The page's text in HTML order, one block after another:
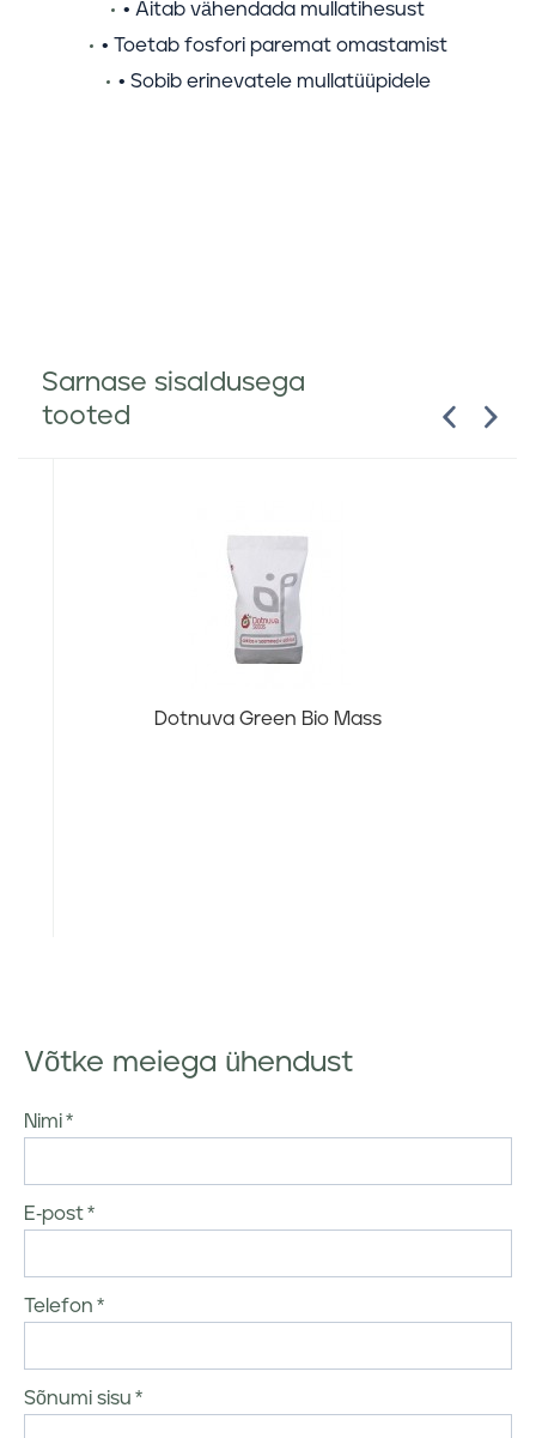
• Aitab vähendada mullatihesust
• Toetab fosfori paremat omastamist
• Sobib erinevatele mullatüüpidele
Sarnase sisaldusega
tooted
Dotnuva Green Bio Mass
Võtke meiega ühendust
Nimi
E-post
Telefon
Sõnumi sisu